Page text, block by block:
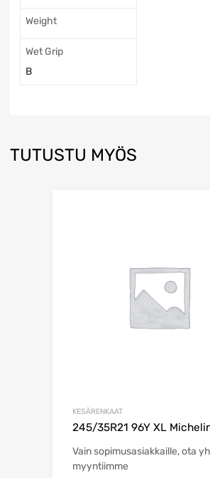
Weight
Wet Grip
B
TUTUSTU MYÖS
KESÄRENKAAT
245/35R21 96Y XL
Vain sopimusasiakkaille, ota
myyntiimme